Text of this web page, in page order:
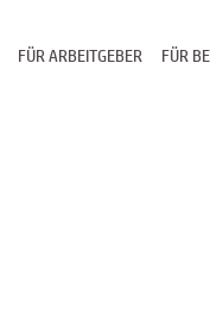
FÜR
FÜR ARBEITGEBER